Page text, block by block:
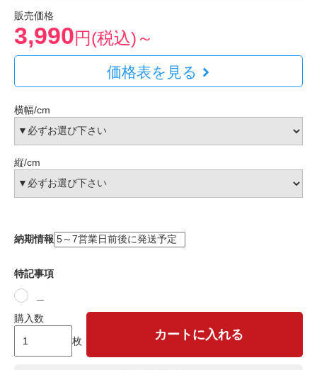
販売価格
3,990円(税込)～
価格表を見る
横幅/cm
縦/cm
納期情報
特記事項
購入数
枚
カートに入れる